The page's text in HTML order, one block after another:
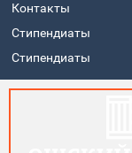
Контакты
Стипендиаты
Стипендиаты